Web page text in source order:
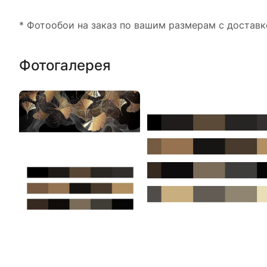
* Фотообои на заказ по вашим размерам с
Фотогалерея